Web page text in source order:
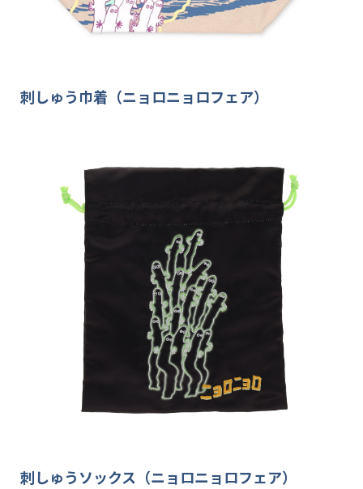
刺しゅう巾着（ニョロニョロフェア）
刺しゅうソックス（ニョロニョロフェア）